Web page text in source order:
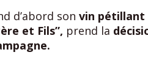
d’abord son vin pétillant
et Fils”, prend la